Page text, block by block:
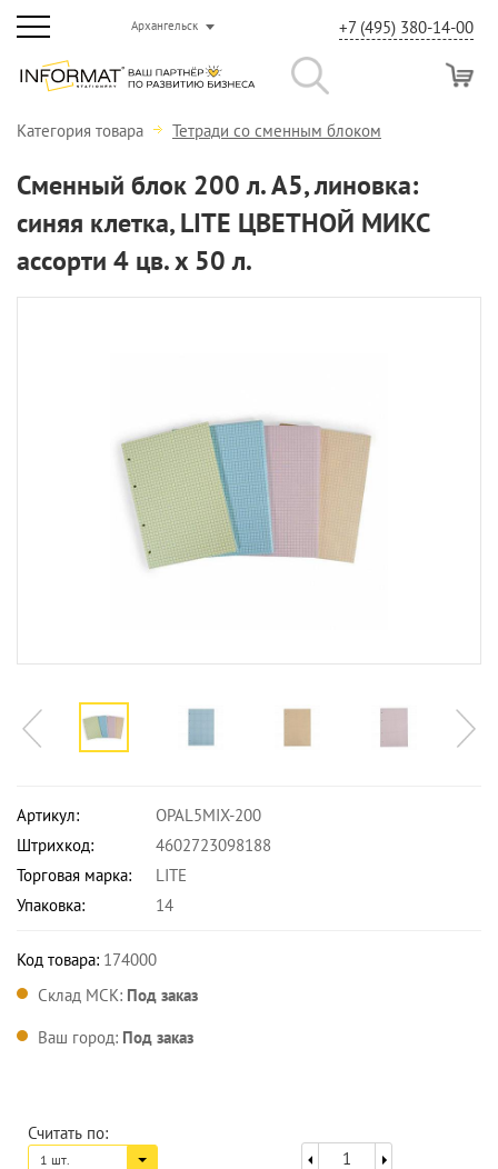
Архангельск +7 (495) 380-14-00
Категория товара Тетради со сменным блоком
Сменный блок 200 л. А5, линовка:
синяя клетка, LITE ЦВЕТНОЙ МИКС
ассорти 4 цв. x 50 л.
Артикул:
OPAL5MIX-200
Штрихкод:
4602723098188
Торговая марка:
LITE
Упаковка:
14
Код товара: 174000
Склад МСК: Под заказ
Ваш город: Под заказ
Считать по:
1 шт.